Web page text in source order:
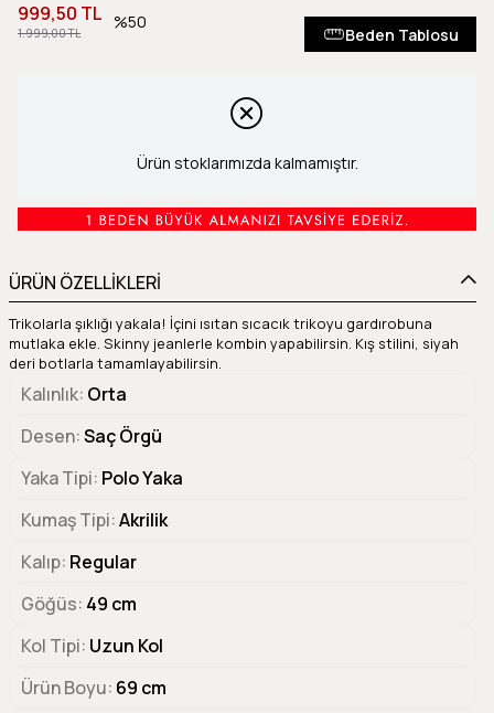
1.999,00 TL
999,50 TL 50
Beden Tablosu
Ürün stoklarımızda kalmamıştır.
ÜRÜN ÖZELLİKLERİ
Trikolarla şıklığı yakala! İçini ısıtan sıcacık trikoyu gardırobuna
mutlaka ekle. Skinny jeanlerle kombin yapabilirsin. Kış stilini, siyah
deri botlarla tamamlayabilirsin.
Kalınlık Orta
Desen Saç Örgü
Yaka Tipi Polo Yaka
Kumaş Tipi Akrilik
Kalıp Regular
Göğüs 49 cm
Kol Tipi Uzun Kol
Ürün Boyu 69 cm